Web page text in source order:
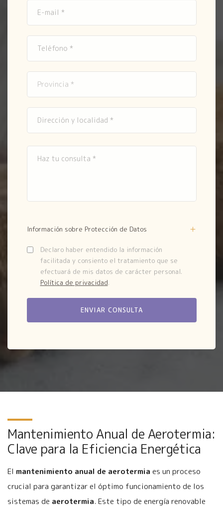
Información sobre Protección de Datos
Declaro haber entendido la información
facilitada y consiento el tratamiento que se
efectuará de mis datos de carácter personal.
Política de privacidad.
Mantenimiento Anual de Aerotermia:
Clave para la Eficiencia Energética
El mantenimiento anual de aerotermia es un proceso
crucial para garantizar el óptimo funcionamiento de los
sistemas de aerotermia. Este tipo de energía renovable